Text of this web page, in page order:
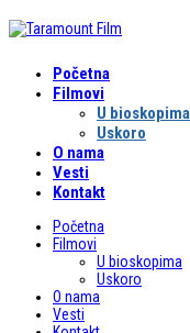
Početna
Filmovi
U bioskopima
Uskoro
O nama
Vesti
Kontakt
Početna
Filmovi
U bioskopima
Uskoro
O nama
Vesti